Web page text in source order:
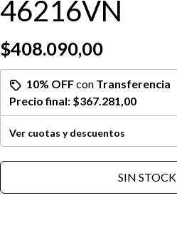
46216VN
$408.090,00
10% OFFcon Transferencia
Precio final: $367.281,00
Ver cuotas y descuentos
SIN STOCK